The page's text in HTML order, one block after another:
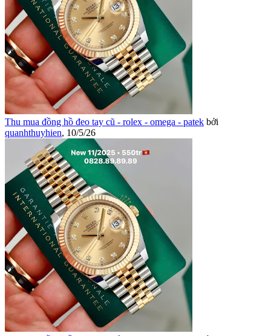
Thu mua đồng hồ đeo tay cũ - rolex - omega - patek bởi
quanhthuyhien, 10/5/26